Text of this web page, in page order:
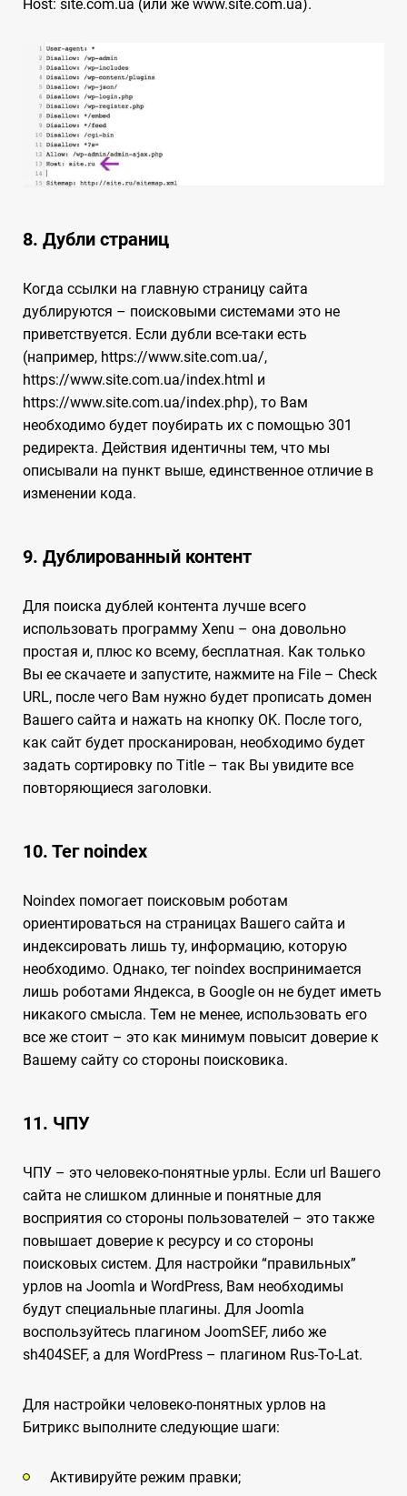
Host: site.com.ua (или же www.site.com.ua).
8. Дубли страниц
Когда ссылки на главную страницу сайта
дублируются – поисковыми системами это не
приветствуется. Если дубли все-таки есть
(например, https://www.site.com.ua/,
https://www.site.com.ua/index.html и
https://www.site.com.ua/index.php), то Вам
необходимо будет поубирать их с помощью 301
редиректа. Действия идентичны тем, что мы
описывали на пункт выше, единственное отличие в
изменении кода.
9. Дублированный контент
Для поиска дублей контента лучше всего
использовать программу Xenu – она довольно
простая и, плюс ко всему, бесплатная. Как только
Вы ее скачаете и запустите, нажмите на File – Check
URL, после чего Вам нужно будет прописать домен
Вашего сайта и нажать на кнопку OK. После того,
как сайт будет просканирован, необходимо будет
задать сортировку по Title – так Вы увидите все
повторяющиеся заголовки.
10. Тег noindex
Noindex помогает поисковым роботам
ориентироваться на страницах Вашего сайта и
индексировать лишь ту, информацию, которую
необходимо. Однако, тег noindex воспринимается
лишь роботами Яндекса, в Google он не будет иметь
никакого смысла. Тем не менее, использовать его
все же стоит – это как минимум повысит доверие к
Вашему сайту со стороны поисковика.
11. ЧПУ
ЧПУ – это человеко-понятные урлы. Если url Вашего
сайта не слишком длинные и понятные для
восприятия со стороны пользователей – это также
повышает доверие к ресурсу и со стороны
поисковых систем. Для настройки “правильных”
урлов на Joomla и WordPress, Вам необходимы
будут специальные плагины. Для Joomla
воспользуйтесь плагином JoomSEF, либо же
sh404SEF, а для WordPress – плагином Rus-To-Lat.
Для настройки человеко-понятных урлов на
Битрикс выполните следующие шаги:
Активируйте режим правки;